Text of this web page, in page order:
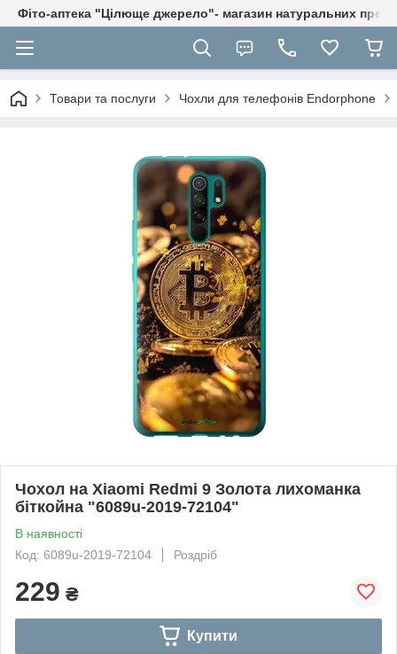
Фіто-аптека "Цілюще джерело"- магазин натуральних
Товари та послуги Чохли для телефонів Endorphone
Чохол на Xiaomi Redmi 9 Золота лихоманка
біткойна "6089u-2019-72104"
В наявності
Код: 6089u-2019-72104
Роздріб
229 ₴
Купити